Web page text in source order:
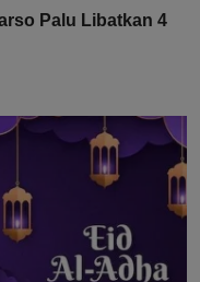
Palu Libatkan 4